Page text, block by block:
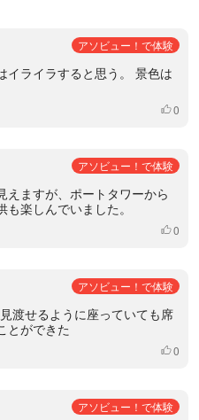
アソビュー！で体験
イライラすると思う。 景色は
いいね
0
アソビュー！で体験
えますが、ポートタワーから
楽しんでいました。
いいね
0
アソビュー！で体験
渡せるように座っていても席
とができた
いいね
0
アソビュー！で体験